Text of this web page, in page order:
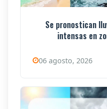
Se pronostican
intensas en
06 agosto, 2026